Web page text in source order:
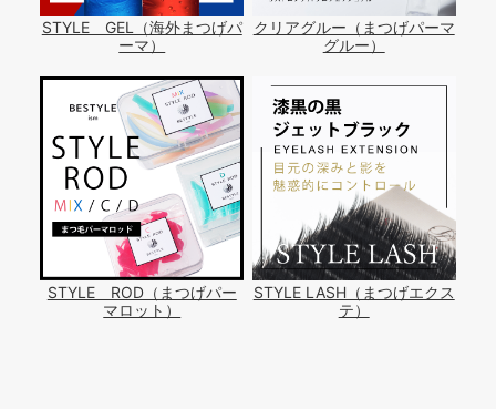
STYLE GEL（海外まつげパ
ーマ）
クリアグルー（まつげパーマ
グルー）
STYLE ROD（まつげパー
マロット）
STYLE LASH（まつげエクス
テ）